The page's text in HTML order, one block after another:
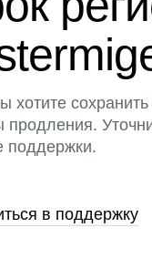
хотите
продления.
поддержки.
в поддержку